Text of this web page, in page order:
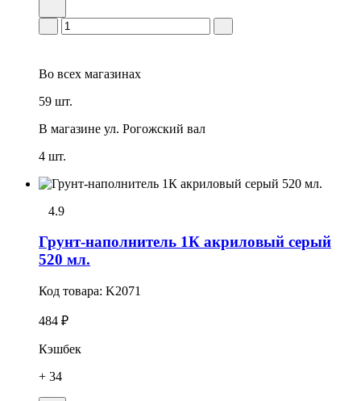
Во всех магазинах
59 шт.
В магазине ул. Рогожский вал
4 шт.
4.9
Грунт-наполнитель 1К акриловый серый
520 мл.
Код товара: K2071
484 ₽
Кэшбек
+ 34